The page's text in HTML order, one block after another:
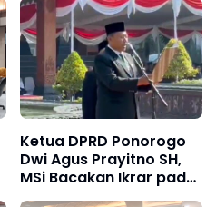
Waktu
Ketua DPRD Ponorogo
Dwi Agus Prayitno SH,
MSi Bacakan Ikrar pada
Upacara Hari Kesaktian